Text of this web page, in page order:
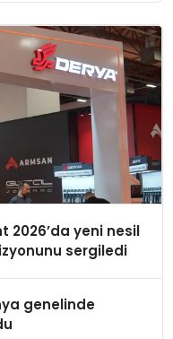
2026’da yeni nesil
sergiledi
genelinde